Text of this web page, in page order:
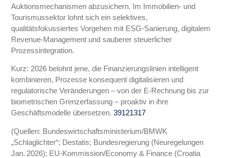
Auktionsmechanismen abzusichern. Im Immobilien‑ und
Tourismussektor lohnt sich ein selektives,
qualitätsfokussiertes Vorgehen mit ESG‑Sanierung, digitalem
Revenue‑Management und sauberer steuerlicher
Prozessintegration.
Kurz: 2026 belohnt jene, die Finanzierungslinien intelligent
kombinieren, Prozesse konsequent digitalisieren und
regulatorische Veränderungen – von der E‑Rechnung bis zur
biometrischen Grenzerfassung – proaktiv in ihre
Geschäftsmodelle übersetzen. 39121317
(Quellen: Bundeswirtschaftsministerium/BMWK
„Schlaglichter“; Destatis; Bundesregierung (Neuregelungen
Jan. 2026); EU‑Kommission/Economy & Finance (Croatia